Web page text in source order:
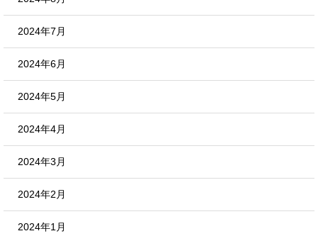
2024年7月
2024年6月
2024年5月
2024年4月
2024年3月
2024年2月
2024年1月